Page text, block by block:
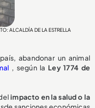
ALCALDÍA DE LA ESTRELLA
abandonar un animal
, según la Ley 1774 de
impacto en la salud o la